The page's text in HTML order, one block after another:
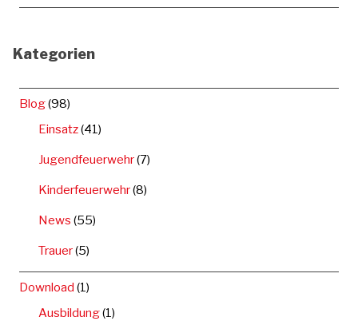
Kategorien
Blog(98)
Einsatz(41)
Jugendfeuerwehr(7)
Kinderfeuerwehr(8)
News (55)
Trauer(5)
Download (1)
Ausbildung(1)